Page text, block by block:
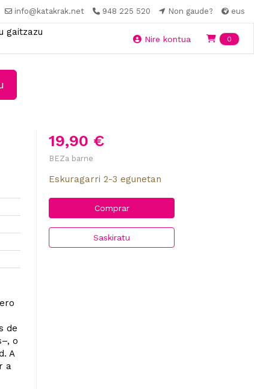
info@katakrak.net 948 225 520 Non gaude? eus
gaitzazu
Nire kontua 0
19,90 €
BEZa barne
Eskuragarri 2-3 egunetan
Comprar
Saskiratu
de
o
A
a